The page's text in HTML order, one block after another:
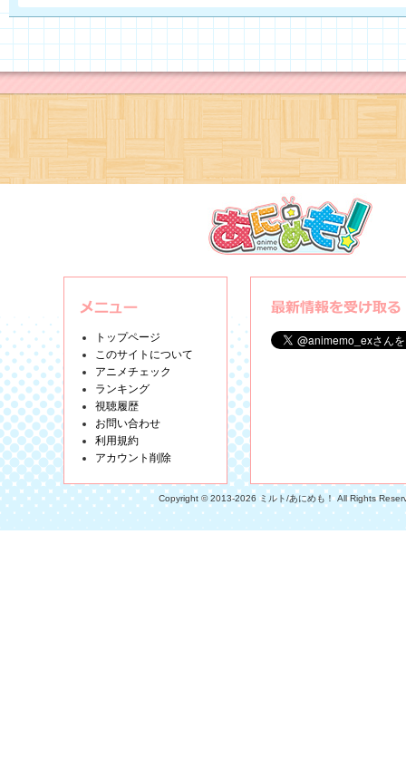
トップページ
このサイトについて
アニメチェック
ランキング
視聴履歴
お問い合わせ
利用規約
アカウント削除
Copyright © 2013-2026 ミルト/あにめも！ All Rights